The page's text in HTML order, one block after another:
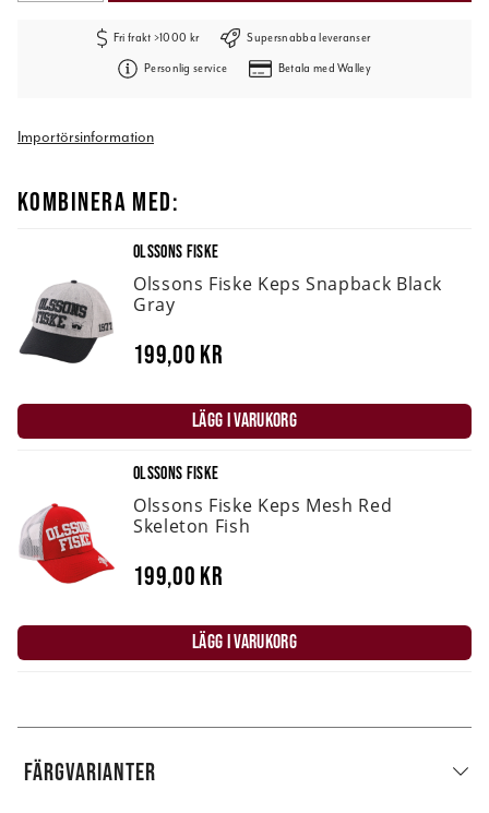
Fri frakt >1000 kr Supersnabba leveranser
Personlig service Betala med Walley
Importörsinformation
KOMBINERA MED:
OLSSONS FISKE
Olssons Fiske Keps Snapback Black
Gray
199,00 kr
LÄGG I VARUKORG
OLSSONS FISKE
Olssons Fiske Keps Mesh Red
Skeleton Fish
199,00 kr
LÄGG I VARUKORG
FÄRGVARIANTER